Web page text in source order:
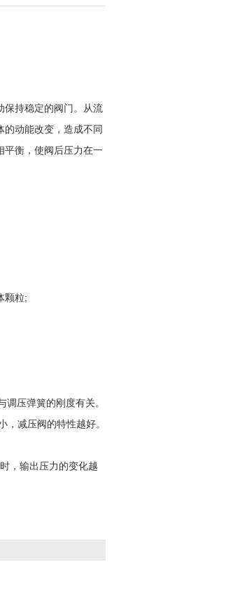
保持稳定的阀门。从流
动能改变，造成不同
平衡，使阀后压力在一
颗粒;
压弹簧的刚度有关。
减压阀的特性越好。
，输出压力的变化越